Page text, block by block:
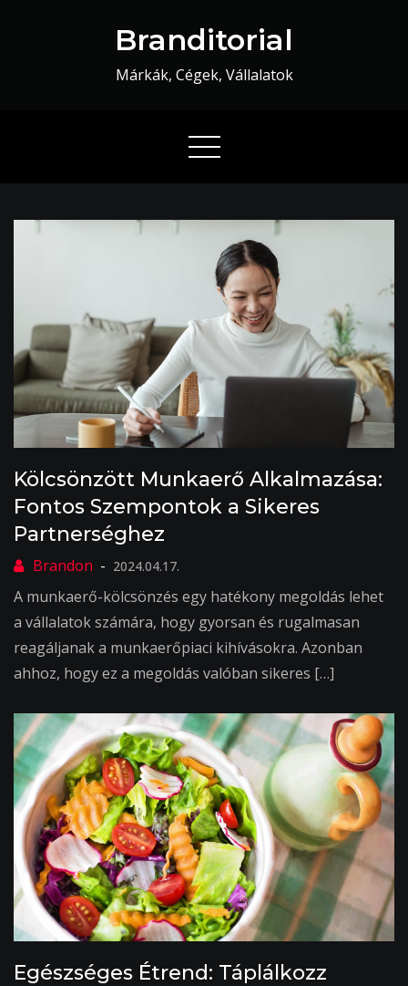
Branditorial
Márkák, Cégek, Vállalatok
Kölcsönzött Munkaerő Alkalmazása:
Fontos Szempontok a Sikeres
Partnerséghez
2024.04.17.
A munkaerő-kölcsönzés egy hatékony megoldás lehet
a vállalatok számára, hogy gyorsan és rugalmasan
reagáljanak a munkaerőpiaci kihívásokra. Azonban
ahhoz, hogy ez a megoldás valóban sikeres […]
Egészséges Étrend: Táplálkozz